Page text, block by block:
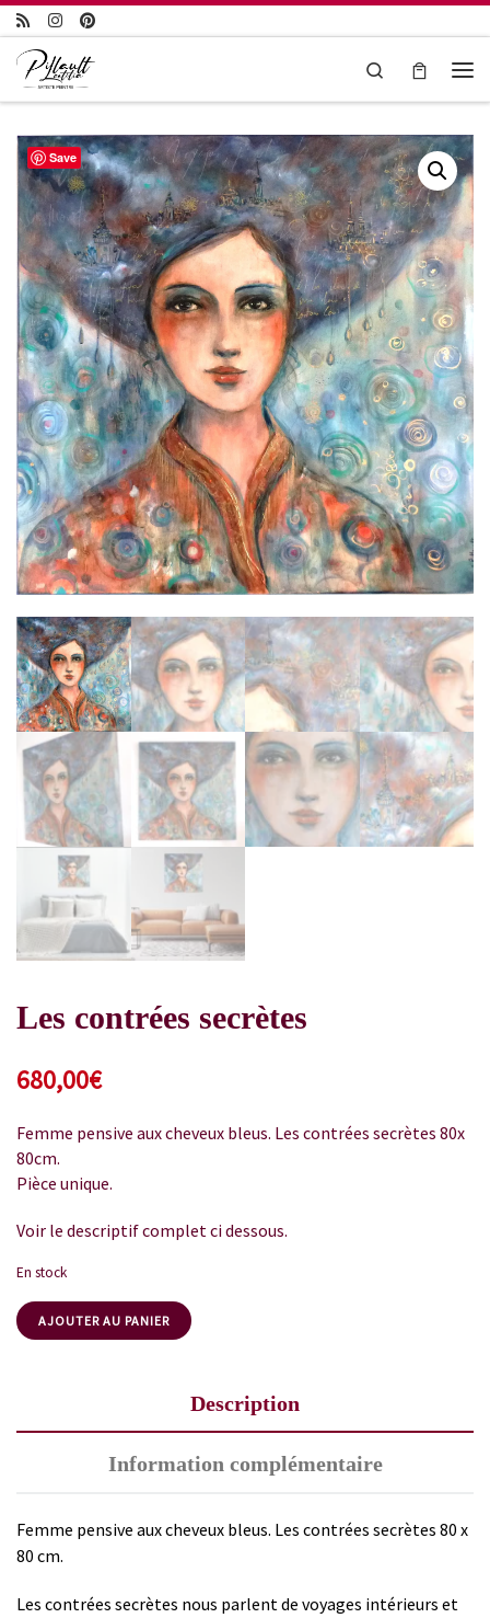
Passer au contenu
Search
Save
Les contrées secrètes
680,00€
Femme pensive aux cheveux bleus. Les contrées secrètes 80x
80cm.
Pièce unique.
Voir le descriptif complet ci dessous.
En stock
AJOUTER AU PANIER
Description
Information complémentaire
Femme pensive aux cheveux bleus. Les contrées secrètes 80 x
80 cm.
Les contrées secrètes nous parlent de voyages intérieurs et